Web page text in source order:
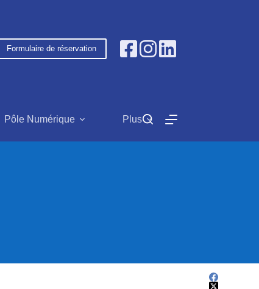
Formulaire de réservation
Pôle Numérique Plus